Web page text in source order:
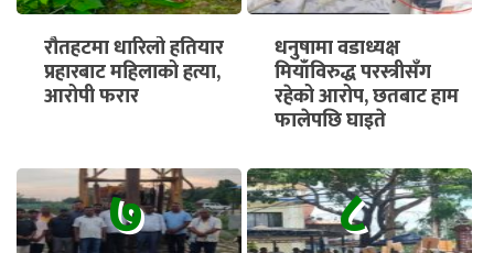
रौतहटमा धारिलो हतियार
प्रहारबाट महिलाको हत्या,
आरोपी फरार
धनुषामा वडाध्यक्ष
मियाँविरुद्ध परस्त्रीसँग
रहेको आरोप, छतबाट हाम
फालेपछि घाइते
७ ८